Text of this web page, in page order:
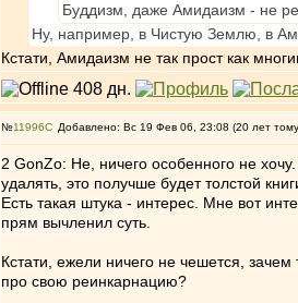
Буддизм, даже Амидаизм - не
Ну, например, в Чистую Землю, в
Кстати, Амидаизм не так прост как
№11996 Добавлено: Вс 19 Фев 06, 23:08 (20 лет
2 GonZo: Не, ничего особенного не
удалять, это получше будет толстой
Есть такая штука - интерес. Мне вот
прям вычленил суть.
Кстати, ежели ничего не чешется, зачем
про свою реинкарнацию?